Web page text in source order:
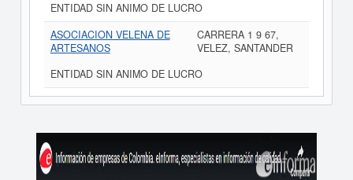
ENTIDAD SIN ANIMO DE LUCRO
ASOCIACION VELENA DE
ARTESANOS
CARRERA 1 9 67,
VELEZ, SANTANDER
ENTIDAD SIN ANIMO DE LUCRO